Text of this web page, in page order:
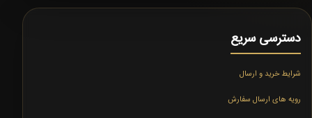
دسترسی سریع
شرایط خرید و ارسال
رویه های ارسال سفارش